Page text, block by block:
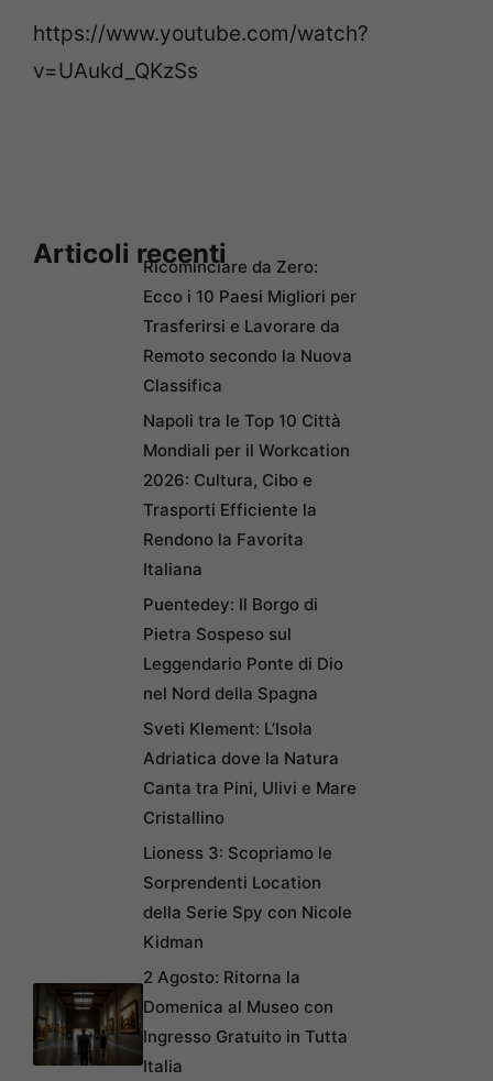
https://www.youtube.com/watch?
v=UAukd_QKzSs
Articoli recentiRicominciare da Zero:
Ecco i 10 Paesi Migliori per
Trasferirsi e Lavorare da
Remoto secondo la Nuova
Classifica
Napoli tra le Top 10 Città
Mondiali per il Workcation
2026: Cultura, Cibo e
Trasporti Efficiente la
Rendono la Favorita
Italiana
Puentedey: Il Borgo di
Pietra Sospeso sul
Leggendario Ponte di Dio
nel Nord della Spagna
Sveti Klement: L’Isola
Adriatica dove la Natura
Canta tra Pini, Ulivi e Mare
Cristallino
Lioness 3: Scopriamo le
Sorprendenti Location
della Serie Spy con Nicole
Kidman
2 Agosto: Ritorna la
Domenica al Museo con
Ingresso Gratuito in Tutta
Italia